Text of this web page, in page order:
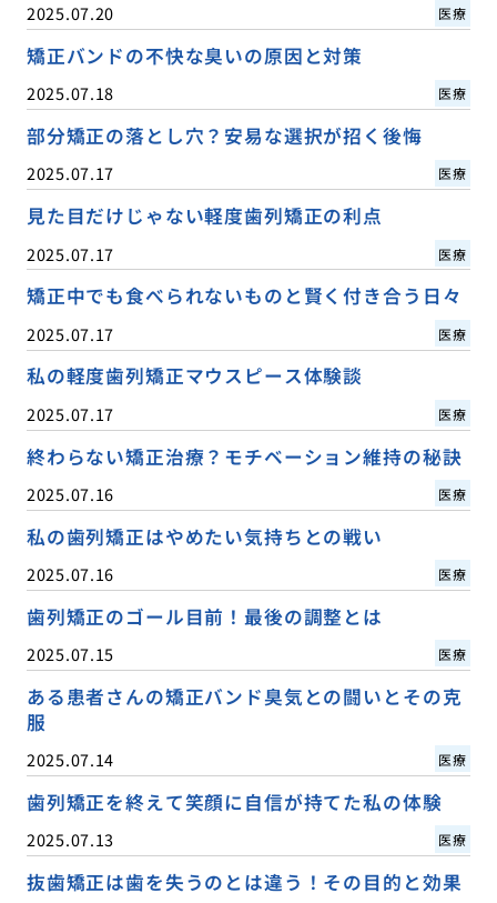
2025.07.20 医療
矯正バンドの不快な臭いの原因と対策
2025.07.18 医療
部分矯正の落とし穴？安易な選択が招く後悔
2025.07.17 医療
見た目だけじゃない軽度歯列矯正の利点
2025.07.17 医療
矯正中でも食べられないものと賢く付き合う日々
2025.07.17 医療
私の軽度歯列矯正マウスピース体験談
2025.07.17 医療
終わらない矯正治療？モチベーション維持の秘訣
2025.07.16 医療
私の歯列矯正はやめたい気持ちとの戦い
2025.07.16 医療
歯列矯正のゴール目前！最後の調整とは
2025.07.15 医療
ある患者さんの矯正バンド臭気との闘いとその克
服
2025.07.14 医療
歯列矯正を終えて笑顔に自信が持てた私の体験
2025.07.13 医療
抜歯矯正は歯を失うのとは違う！その目的と効果